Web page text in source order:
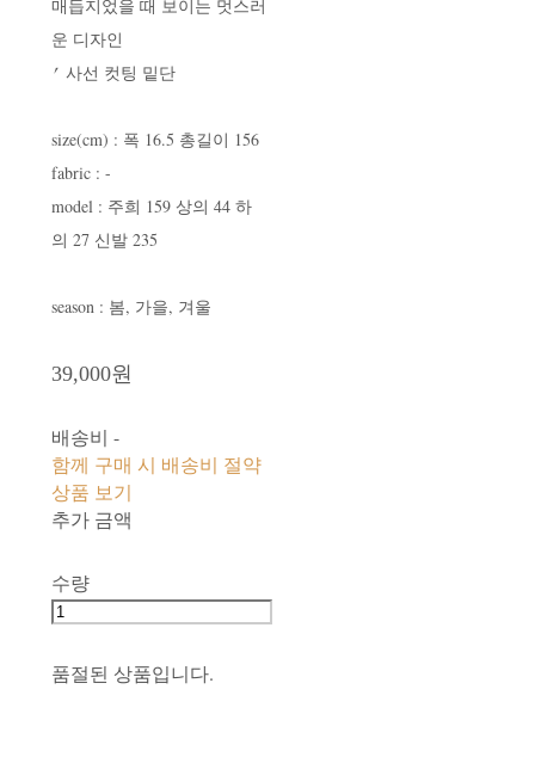
매듭지었을 때 보이는 멋스러
운 디자인
⎖ 사선 컷팅 밑단
size(cm) : 폭 16.5 총길이 156
fabric : -
model : 주희 159 상의 44 하
의 27 신발 235
season : 봄, 가을, 겨울
39,000원
배송비 -
함께 구매 시 배송비 절약
상품 보기
추가 금액
수량
품절된 상품입니다.